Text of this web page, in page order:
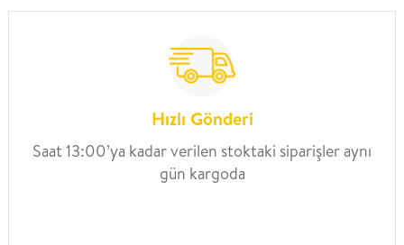
Hızlı Gönderi
Saat 13:00’ya kadar verilen stoktaki siparişler aynı
gün kargoda